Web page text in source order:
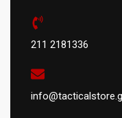
211 2181336